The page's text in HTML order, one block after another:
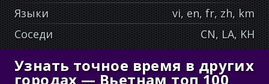
Языки
vi, en, fr, zh, km
Соседи
CN, LA, KH
Узнать точное время в других
городах — Вьетнам топ 100